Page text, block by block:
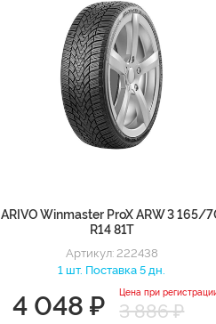
ARIVO Winmaster ProX ARW 3 165/
R14 81T
Артикул: 222438
1 шт. Поставка 5 дн.
4 048 ₽ Цена при
3 886 ₽